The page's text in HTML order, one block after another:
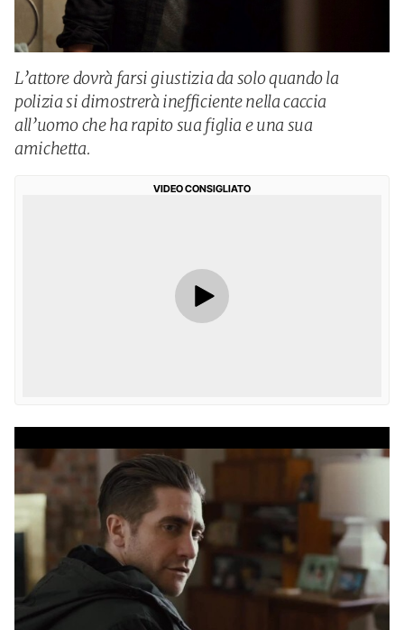
L’attore dovrà farsi giustizia da solo quando la
polizia si dimostrerà inefficiente nella caccia
all’uomo che ha rapito sua figlia e una sua
amichetta.
VIDEO CONSIGLIATO